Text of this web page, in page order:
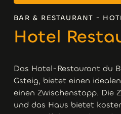
BAR & RESTAURANT -
Hotel
Das Hotel-Restaurant du
Gsteig, bietet einen
einen Zwischenstopp. Die
und das Haus bietet